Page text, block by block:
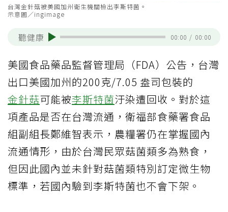
台灣金針菇被美國加州衛生機關檢出李斯特菌。
示意圖／ingimage
聽健康 00:00 / 00:00
美國食品藥品監督管理局（FDA）公告，台灣
出口美國加州的200克/7.05 盎司包裝的
金針菇可能被李斯特菌汙染遭回收。對於這
項產品是否在台灣流通，衛福部食藥署食品
組副組長鄭維智表示，農糧署仍在掌握國內
流通情形，由於台灣民眾菇菌類多為熟食，
但因此國內並未針對菇菌類特別訂定微生物
標準，若國內驗到李斯特菌也不會下架。